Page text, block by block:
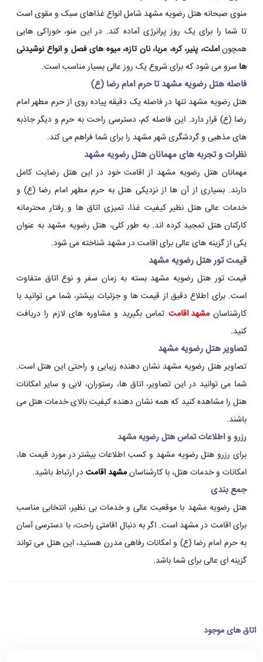
منوی صبحانه هتل رضویه مشهد شامل انواع غذاهای سبک و مقوی است
تا شما را برای یک روز پرانرژی آماده کند. در این منو، خوراکی هایی
همچوناملت، پنیر، کره، مربا، نان تازه، میوه های فصل و انواع نوشیدنی
ها سرو می شود که برای شروع یک روز عالی بسیار مناسب است.
فاصله هتل رضویه مشهد تا حرم امام رضا (ع)
هتل رضویه مشهد تنها در فاصله یک دقیقه پیاده روی از حرم مطهر امام
رضا (ع) قرار دارد. این فاصله کم، دسترسی راحت به حرم و دیگر جاذبه
های مذهبی و گردشگری شهر مشهد را برای شما فراهم می کند.
نظرات و تجربه های مهمانان هتل رضویه مشهد
مهمانان هتل رضویه مشهد از اقامت خود در این هتل رضایت کامل
دارند. بسیاری از آن ها از نزدیکی هتل به حرم مطهر امام رضا (ع) و
خدمات عالی هتل نظیر کیفیت غذا، تمیزی اتاق ها و رفتار محترمانه
کارکنان هتل تمجید کرده اند. به طور کلی، هتل رضویه مشهد به عنوان
یکی از گزینه های عالی برای اقامت در مشهد شناخته می شود.
قیمت تور هتل رضویه مشهد
قیمت تور هتل رضویه مشهد بسته به زمان سفر و نوع اتاق متفاوت
است. برای اطلاع دقیق از قیمت ها و جزئیات بیشتر، شما می توانید با
کارشناسانمشهد اقامت تماس بگیرید و مشاوره های لازم را دریافت
کنید.
تصاویر هتل رضویه مشهد
تصاویر هتل رضویه مشهد نشان دهنده زیبایی و راحتی این هتل است.
شما می توانید در این تصاویر، اتاق ها، رستوران، لابی و سایر امکانات
هتل را مشاهده کنید که همه نشان دهنده کیفیت بالای خدمات هتل می
باشند.
رزرو و اطلاعات تماس هتل رضویه مشهد
برای رزرو هتل رضویه مشهد و کسب اطلاعات بیشتر در مورد قیمت ها،
امکانات و خدمات هتل، با کارشناسانمشهد اقامتدر ارتباط باشید.
جمع بندی
هتل رضویه مشهد با موقعیت عالی و خدمات بی نظیر، انتخابی مناسب
برای اقامت در مشهد است. اگر به دنبال اقامتی راحت، با دسترسی آسان
به حرم امام رضا (ع) و امکانات رفاهی مدرن هستید، این هتل می تواند
گزینه ای عالی برای شما باشد.
اتاق های موجود